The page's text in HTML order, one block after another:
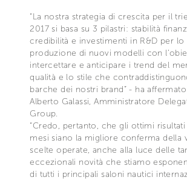
“La nostra strategia di crescita per il
2017 si basa su 3 pilastri: stabilità
credibilità e investimenti in R&D per lo
produzione di nuovi modelli con
intercettare e anticipare i trend del
qualità e lo stile che
barche dei nostri brand” - ha affermato
Alberto Galassi, Amministratore
Group.
“Credo, pertanto, che gli ottimi
mesi siano la migliore conferma della
scelte operate, anche alla luce delle
eccezionali novità che stiamo
di tutti i principali saloni nautici